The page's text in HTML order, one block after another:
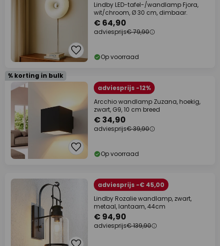
Lindby LED-tafel-/wandlamp Fjora,
wit/chroom, Ø 30 cm, dimbaar.
€ 64,90
adviesprijs€ 79,90
Op voorraad
% korting in bulk
adviesprijs -12%
Arcchio wandlamp Zuzana, hoekig,
zwart, G9, 10 cm breed
€ 34,90
adviesprijs€ 39,90
Op voorraad
adviesprijs -€ 45,00
Lindby Rozalie wandlamp, zwart,
metaal, lantaarn, 44cm
€ 94,90
adviesprijs€ 139,90